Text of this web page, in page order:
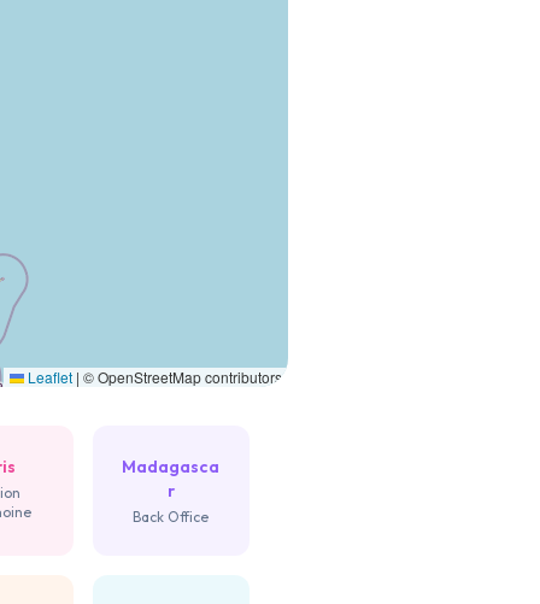
Leaflet | © OpenStreetMap contributors
Madagasca
r
Back Office